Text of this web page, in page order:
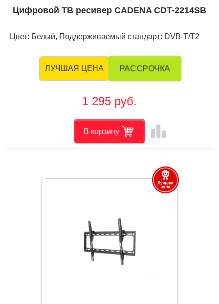
Цифровой ТВ ресивер CADENA CDT-2214SB
Цвет: Белый, Поддерживаемый стандарт: DVB-T/T2
ЛУЧШАЯ ЦЕНА РАССРОЧКА
1 295 руб.
В корзину leaderboard